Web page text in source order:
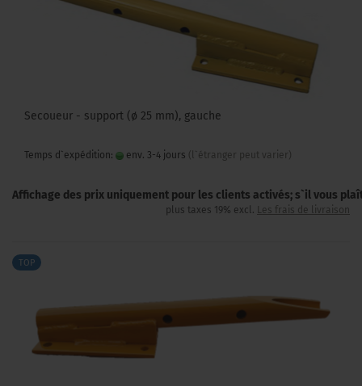
Secoueur - support (ø 25 mm), gauche
Temps d`expédition: env. 3-4 jours (l`étranger peut varier)
Affichage des prix uniquement pour les clients activés; s`il vous
plus taxes 19% excl. Les frais de livraison
TOP